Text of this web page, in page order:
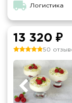
Логистика
13 320 ₽
50